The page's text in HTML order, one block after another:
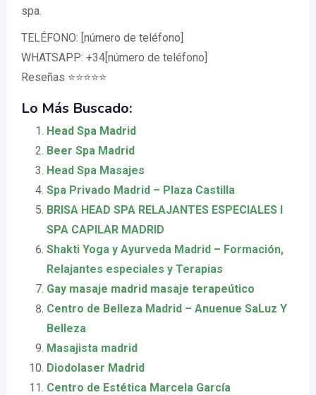
spa.
TELÉFONO: [número de teléfono]
WHATSAPP: +34[número de teléfono]
Reseñas ⭐⭐⭐⭐⭐
Lo Más Buscado:
Head Spa Madrid
Beer Spa Madrid
Head Spa Masajes
Spa Privado Madrid – Plaza Castilla
BRISA HEAD SPA RELAJANTES ESPECIALES I
SPA CAPILAR MADRID
Shakti Yoga y Ayurveda Madrid – Formación,
Relajantes especiales y Terapias
Gay masaje madrid masaje terapeútico
Centro de Belleza Madrid – Anuenue SaLuz Y
Belleza
Masajista madrid
Diodolaser Madrid
Centro de Estética Marcela García